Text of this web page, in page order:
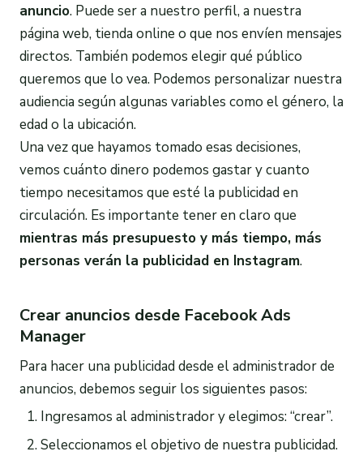
anuncio. Puede ser a nuestro perfil, a nuestra
página web, tienda online o que nos envíen mensajes
directos. También podemos elegir qué público
queremos que lo vea. Podemos personalizar nuestra
audiencia según algunas variables como el género, la
edad o la ubicación.
Una vez que hayamos tomado esas decisiones,
vemos cuánto dinero podemos gastar y cuanto
tiempo necesitamos que esté la publicidad en
circulación. Es importante tener en claro que
mientras más presupuesto y más tiempo, más
personas verán la publicidad en Instagram.
Crear anuncios desde Facebook Ads
Manager
Para hacer una publicidad desde el administrador de
anuncios, debemos seguir los siguientes pasos:
Ingresamos al administrador y elegimos: “crear”.
Seleccionamos el objetivo de nuestra publicidad.